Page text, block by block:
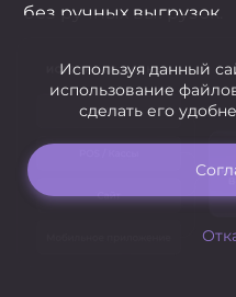
без ручных выгрузок.
Используя данный
использование
сделать его